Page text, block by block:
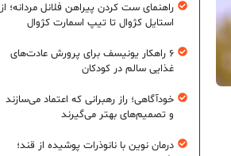
راهنمای ست کردن پیراهن فلانل مردانه؛ از
استایل کژوال تا تیپ اسمارت کژوال
۶ راهکار یونیسف برای پرورش عادت‌های
غذایی سالم در کودکان
خودآگاهی؛ راز رهبرانی که اعتماد می‌سازند
و تصمیم‌های بهتر می‌گیرند
درمان نوین با نانوذرات پوشیده از قند؛